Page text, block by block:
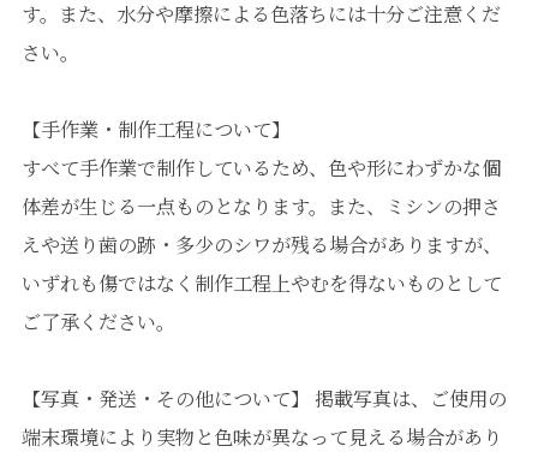
す。また、水分や摩擦による色落ちには十分ご注意くだ
さい。
【手作業・制作工程について】
すべて手作業で制作しているため、色や形にわずかな個
体差が生じる一点ものとなります。また、ミシンの押さ
えや送り歯の跡・多少のシワが残る場合がありますが、
いずれも傷ではなく制作工程上やむを得ないものとして
ご了承ください。
【写真・発送・その他について】 掲載写真は、ご使用の
端末環境により実物と色味が異なって見える場合があり